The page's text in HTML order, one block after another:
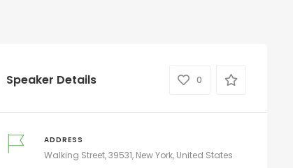
Speaker Details 0
ADDRESS
Walking Street, 39531, New York, United States